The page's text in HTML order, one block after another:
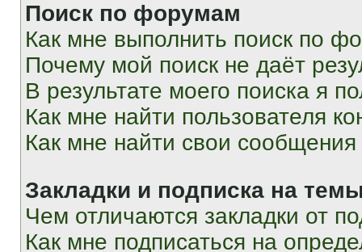
Поиск по форумам
Как мне выполнить поиск по
Почему мой поиск не даёт
В результате моего поиска я
Как мне найти пользователя
Как мне найти свои
Закладки и подписка на
Чем отличаются закладки от
Как мне подписаться на